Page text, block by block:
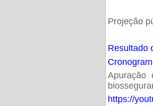
Projeção
Resultado
Apuração
https://